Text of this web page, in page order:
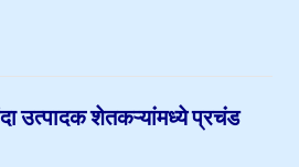
उत्पादक शेतकऱ्यांमध्ये प्रचंड